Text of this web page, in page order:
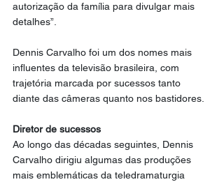
autorização da família para divulgar mais
detalhes”.
Dennis Carvalho foi um dos nomes mais
influentes da televisão brasileira, com
trajetória marcada por sucessos tanto
diante das câmeras quanto nos bastidores.
Diretor de sucessos
Ao longo das décadas seguintes, Dennis
Carvalho dirigiu algumas das produções
mais emblemáticas da teledramaturgia